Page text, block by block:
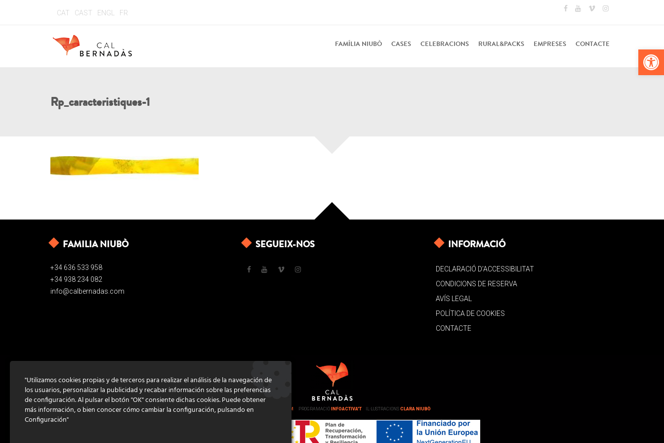
CAT CAST ENGL FR
FAMÍLIA NIUBÒ CASES CELEBRACIONS RURAL&PACKS EMPRESES CONTACTE
Rp_caracteristiques-1
FAMILIA NIUBÒ
+34 636 533 958
+34 938 234 082
info@calbernadas.com
SEGUEIX-NOS INFORMACIÓ
DECLARACIÓ D’ACCESSIBILITAT
CONDICIONS DE RESERVA
AVÍS LEGAL
POLÍTICA DE COOKIES
CONTACTE
DISSENYGRATSTUDIO.COM PROGRAMACIÓ INFOACTIVA'T IL·LUSTRACIONS CLARA NIUBÒ
"Utilizamos cookies propias y de terceros para realizar el análisis de la navegación de
los usuarios, personalizar la publicidad y recabar información sobre las preferencias
de configuración. Al pulsar el botón "OK" consiente dichas cookies. Puede obtener
más información, o bien conocer cómo cambiar la configuración, pulsando en
Configuración"